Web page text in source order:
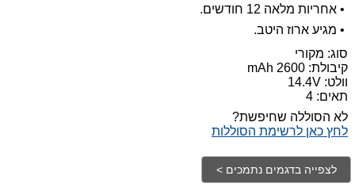
• אחריות מלאה 12 חודשים.
• מגיע ארוז היטב.
סוג: מקורי
קיבולת: 2600 mAh
וולט: 14.4V
תאים: 4
לא הסוללה שחיפשת?
לחץ כאן לרשימת הסוללות